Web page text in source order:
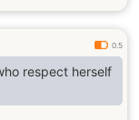
0.5
respect herself